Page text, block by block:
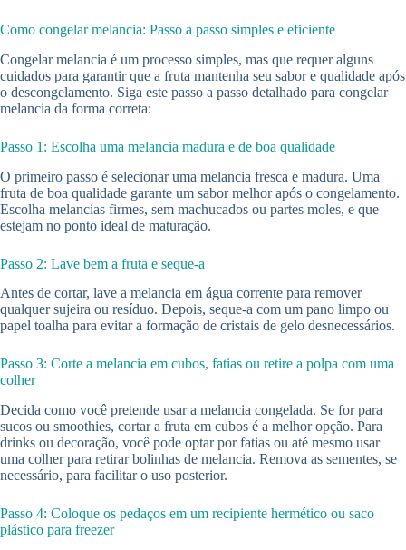
Como congelar melancia: Passo a passo simples e eficiente
Congelar melancia é um processo simples, mas que requer alguns
cuidados para garantir que a fruta mantenha seu sabor e qualidade após
o descongelamento. Siga este passo a passo detalhado para congelar
melancia da forma correta:
Passo 1: Escolha uma melancia madura e de boa qualidade
O primeiro passo é selecionar uma melancia fresca e madura. Uma
fruta de boa qualidade garante um sabor melhor após o congelamento.
Escolha melancias firmes, sem machucados ou partes moles, e que
estejam no ponto ideal de maturação.
Passo 2: Lave bem a fruta e seque-a
Antes de cortar, lave a melancia em água corrente para remover
qualquer sujeira ou resíduo. Depois, seque-a com um pano limpo ou
papel toalha para evitar a formação de cristais de gelo desnecessários.
Passo 3: Corte a melancia em cubos, fatias ou retire a polpa com uma
colher
Decida como você pretende usar a melancia congelada. Se for para
sucos ou smoothies, cortar a fruta em cubos é a melhor opção. Para
drinks ou decoração, você pode optar por fatias ou até mesmo usar
uma colher para retirar bolinhas de melancia. Remova as sementes, se
necessário, para facilitar o uso posterior.
Passo 4: Coloque os pedaços em um recipiente hermético ou saco
plástico para freezer